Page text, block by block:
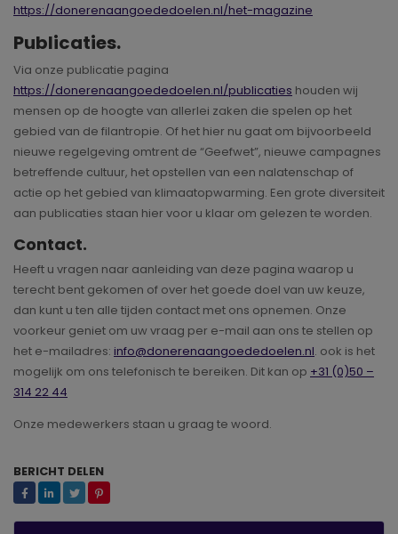
https://donerenaangoededoelen.nl/het-magazine
Publicaties.
Via onze publicatie pagina
https://donerenaangoededoelen.nl/publicaties houden wij
mensen op de hoogte van allerlei zaken die spelen op het
gebied van de filantropie. Of het hier nu gaat om bijvoorbeeld
nieuwe regelgeving omtrent de “Geefwet”, nieuwe campagnes
betreffende cultuur, het opstellen van een nalatenschap of
actie op het gebied van klimaatopwarming. Een grote diversiteit
aan publicaties staan hier voor u klaar om gelezen te worden.
Contact.
Heeft u vragen naar aanleiding van deze pagina waarop u
terecht bent gekomen of over het goede doel van uw keuze,
dan kunt u ten alle tijden contact met ons opnemen. Onze
voorkeur geniet om uw vraag per e-mail aan ons te stellen op
het e-mailadres: info@donerenaangoededoelen.nl. ook is het
mogelijk om ons telefonisch te bereiken. Dit kan op +31 (0)50 –
314 22 44
Onze medewerkers staan u graag te woord.
BERICHT DELEN